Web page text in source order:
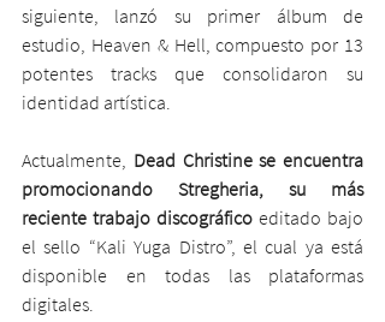
siguiente, lanzó su primer álbum de
estudio, Heaven & Hell, compuesto por 13
potentes tracks que consolidaron su
identidad artística.
Actualmente, Dead Christine se encuentra
promocionando Stregheria, su más
reciente trabajo discográfico editado bajo
el sello “Kali Yuga Distro”, el cual ya está
disponible en todas las plataformas
digitales.